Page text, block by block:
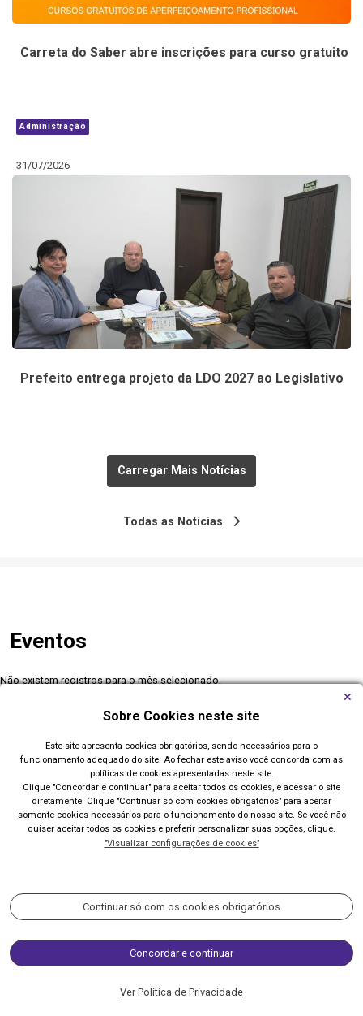
Carreta do Saber abre inscrições para curso gratuito
Administração
31/07/2026
Prefeito entrega projeto da LDO 2027 ao Legislativo
Carregar Mais Notícias
Todas as Notícias
Eventos
Não existem registros para o mês selecionado.
Todos os Eventos
Sobre Cookies neste site
Este site apresenta cookies obrigatórios, sendo necessários para o
funcionamento adequado do site. Ao fechar este aviso você concorda com as
políticas de cookies apresentadas neste site.
Clique "Concordar e continuar" para aceitar todos os cookies, e acessar o site
diretamente. Clique "Continuar só com cookies obrigatórios" para aceitar
somente cookies necessários para o funcionamento do nosso site. Se você não
quiser aceitar todos os cookies e preferir personalizar suas opções, clique.
"Visualizar configurações de cookies"
Continuar só com os cookies obrigatórios
Concordar e continuar
Ver Política de Privacidade
Prefeitura de Imbé
Acompanhe nossas redes sociais:
(51) 3627-8200 / 3627-8500